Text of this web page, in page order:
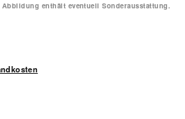
Abbildung enthält eventuell Sonderausstattung.